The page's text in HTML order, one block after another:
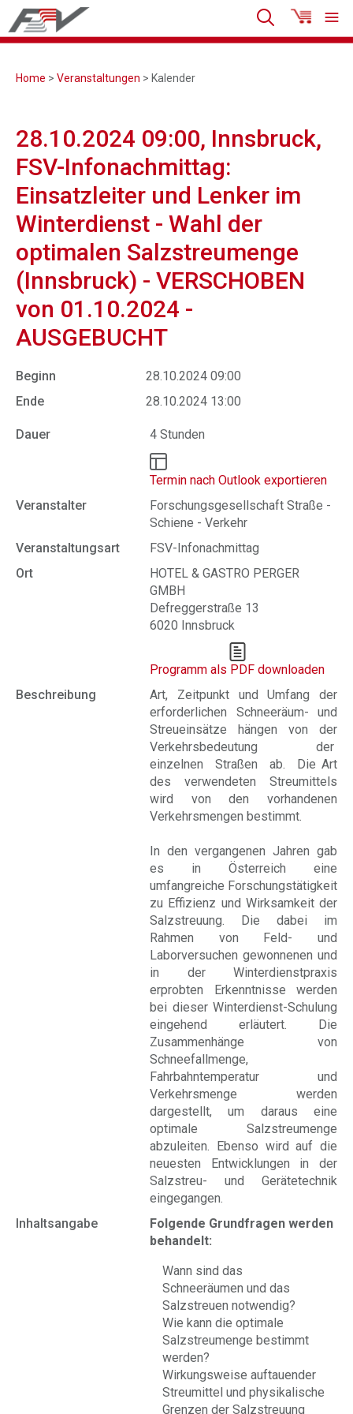
Home > Veranstaltungen > Kalender
28.10.2024 09:00, Innsbruck,
FSV-Infonachmittag:
Einsatzleiter und Lenker im
Winterdienst - Wahl der
optimalen Salzstreumenge
(Innsbruck) - VERSCHOBEN
von 01.10.2024 -
AUSGEBUCHT
Beginn
28.10.2024 09:00
Ende
28.10.2024 13:00
Dauer 4 Stunden
Termin nach Outlook exportieren
Veranstalter
Forschungsgesellschaft Straße -
Schiene - Verkehr
Veranstaltungsart
FSV-Infonachmittag
Ort
HOTEL & GASTRO PERGER
GMBH
Defreggerstraße 13
6020 Innsbruck
Programm als PDF downloaden
Beschreibung
Art, Zeitpunkt und Umfang der
erforderlichen Schneeräum- und
Streueinsätze hängen von der
Verkehrsbedeutung der
einzelnen Straßen ab. Die Art
des verwendeten Streumittels
wird von den vorhandenen
Verkehrsmengen bestimmt.
In den vergangenen Jahren gab
es in Österreich eine
umfangreiche Forschungstätigkeit
zu Effizienz und Wirksamkeit der
Salzstreuung. Die dabei im
Rahmen von Feld- und
Laborversuchen gewonnenen und
in der Winterdienstpraxis
erprobten Erkenntnisse werden
bei dieser Winterdienst-Schulung
eingehend erläutert. Die
Zusammenhänge von
Schneefallmenge,
Fahrbahntemperatur und
Verkehrsmenge werden
dargestellt, um daraus eine
optimale Salzstreumenge
abzuleiten. Ebenso wird auf die
neuesten Entwicklungen in der
Salzstreu- und Gerätetechnik
eingegangen.
Inhaltsangabe
Folgende Grundfragen werden
behandelt:
Wann sind das
Schneeräumen und das
Salzstreuen notwendig?
Wie kann die optimale
Salzstreumenge bestimmt
werden?
Wirkungsweise auftauender
Streumittel und physikalische
Grenzen der Salzstreuung